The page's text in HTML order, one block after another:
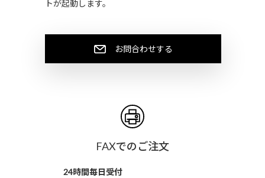
トが起動します。
お問合わせする
FAXでのご注文
24時間毎日受付